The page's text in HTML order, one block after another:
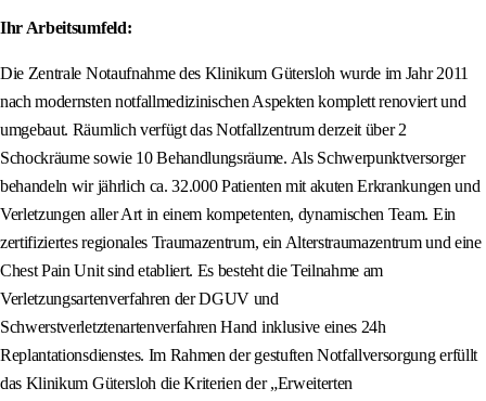
Ihr Arbeitsumfeld:
Die Zentrale Notaufnahme des Klinikum Gütersloh wurde im Jahr 2011
nach modernsten notfallmedizinischen Aspekten komplett renoviert und
umgebaut. Räumlich verfügt das Notfallzentrum derzeit über 2
Schockräume sowie 10 Behandlungsräume. Als Schwerpunktversorger
behandeln wir jährlich ca. 32.000 Patienten mit akuten Erkrankungen und
Verletzungen aller Art in einem kompetenten, dynamischen Team. Ein
zertifiziertes regionales Traumazentrum, ein Alterstraumazentrum und eine
Chest Pain Unit sind etabliert. Es besteht die Teilnahme am
Verletzungsartenverfahren der DGUV und
Schwerstverletztenartenverfahren Hand inklusive eines 24h
Replantationsdienstes. Im Rahmen der gestuften Notfallversorgung erfüllt
das Klinikum Gütersloh die Kriterien der „Erweiterten